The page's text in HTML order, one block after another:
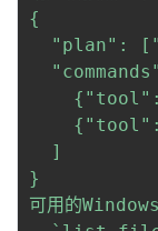
{
"plan": ["
  ]
}
可用的